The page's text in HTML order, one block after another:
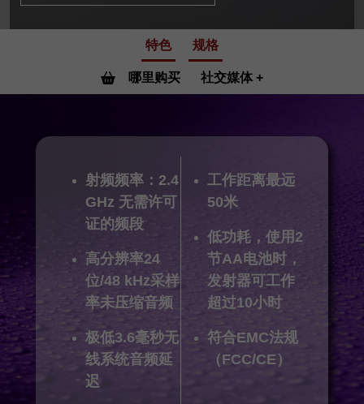
特色 规格
哪里购买 社交媒体
射频频率：2.4
GHz 无需许可
证的频段
高分辨率24
位/48 kHz采样
率未压缩音频
极低3.6毫秒无
线系统音频延
迟
工作距离最远
50米
低功耗，使用2
节AA电池时，
发射器可工作
超过10小时
符合EMC法规
（FCC/CE）